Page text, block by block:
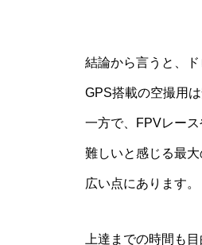
結論から言うと、
GPS搭載の空撮用
一方で、FPVレー
難しいと感じる最
広い点にあります。
上達までの時間も